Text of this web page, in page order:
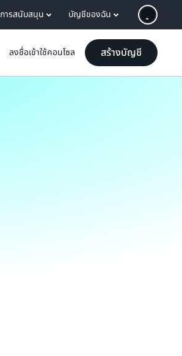
การสนับสนุน บัญชีของฉัน
ลงชื่อเข้าใช้คอนโซล สร้างบัญชี